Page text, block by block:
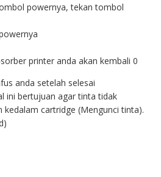
powernya, tekan tombol
printer anda akan kembali 0
anda setelah selesai
ini bertujuan agar tinta tidak
kedalam cartridge (Mengunci tinta).